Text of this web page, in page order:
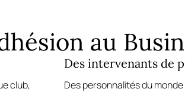
au
club,
Des intervenants de
Des personnalités du